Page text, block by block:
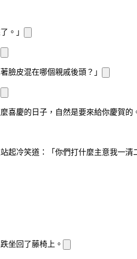
。」
臉皮混在哪個親戚後頭？」
喜慶的日子，自然是要來給你慶賀的
起冷笑道：「你們打什麼主意我一
坐回了藤椅上。